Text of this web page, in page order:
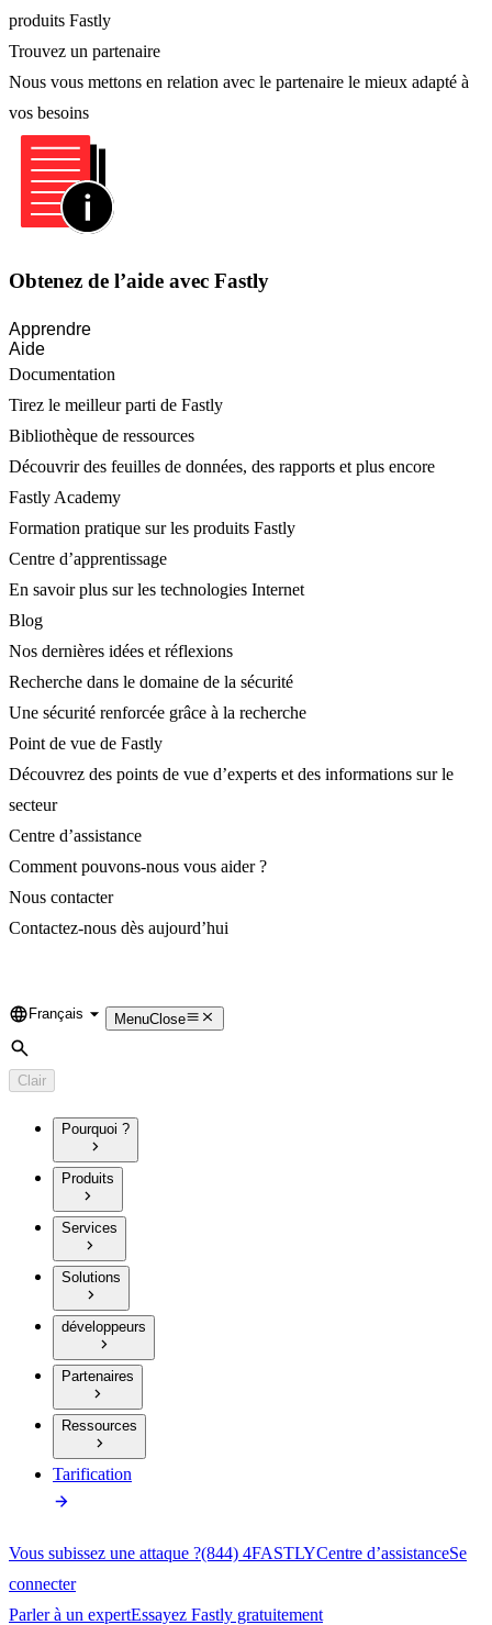
produits Fastly
Trouvez un partenaire
Nous vous mettons en relation avec le partenaire le mieux adapté à
vos besoins
Obtenez de l’aide avec Fastly
Apprendre
Aide
Documentation
Tirez le meilleur parti de Fastly
Bibliothèque de ressources
Découvrir des feuilles de données, des rapports et plus encore
Fastly Academy
Formation pratique sur les produits Fastly
Centre d’apprentissage
En savoir plus sur les technologies Internet
Blog
Nos dernières idées et réflexions
Recherche dans le domaine de la sécurité
Une sécurité renforcée grâce à la recherche
Point de vue de Fastly
Découvrez des points de vue d’experts et des informations sur le
secteur
Centre d’assistance
Comment pouvons-nous vous aider ?
Nous contacter
Contactez-nous dès aujourd’hui
Language
Français MenuClose
Rechercher
Clair
Pourquoi ?
Produits
Services
Solutions
développeurs
Partenaires
Ressources
Tarification
Vous subissez une attaque ?(844) 4FASTLYCentre d’assistanceSe
connecter
Parler à un expertEssayez Fastly gratuitement